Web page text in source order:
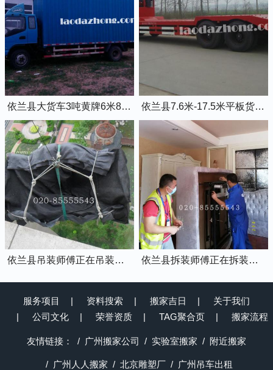
依兰县大货车3吨黄牌6米8的厢式货车 依兰县7.6米-17.5米平板货车出租
依兰县吊装师傅正在吊装物品上楼 依兰县拆装师傅正在拆装家具
服务项目 资料搜索 搬家吉日
关于我们
公司文化
荣誉资质 TAG聚合页 搬家流程
友情链接： 广州搬家公司 实验室搬家 附近搬家
广州人人搬家 北京雕塑厂 广州吊车出租